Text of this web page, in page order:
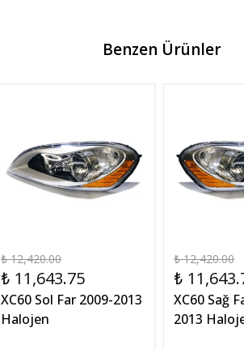
Benzen Ürünler
₺ 12,420.00
₺ 11,643.75
XC60 Sol Far 2009-2013
Halojen
₺ 12,420.00
₺
XC60 Sağ
2013